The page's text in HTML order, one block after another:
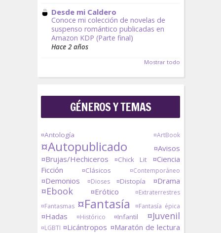
Desde mi Caldero
Conoce mi colección de novelas de
suspenso romántico publicadas en
Amazon KDP (Parte final)
Hace 2 años
Mostrar todo
GÉNEROS Y TEMAS
¤Antología ¤ArtBook
¤Autopublicado
¤Avisos
¤Brujas/Hechiceros
¤Chick Lit
¤Ciencia
Ficción
¤Clásicos ¤Contemporáneo
¤Demonios ¤Dioses ¤Distopía ¤Drama
¤Ebook ¤Erótico
¤Extraterrestres
¤Fantasmas ¤Fantasía ¤Fantasía épica
¤Hadas ¤Histórico ¤Infantil ¤Juvenil
¤LGBTI ¤Licántropos ¤Maratón de lectura